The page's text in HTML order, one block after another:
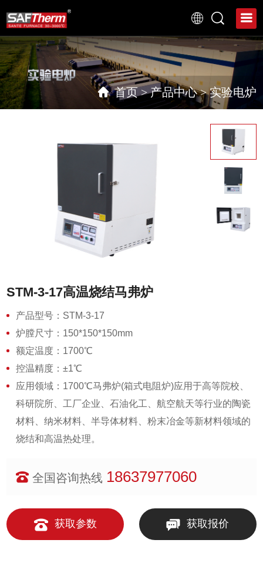
首页>产品中心>实验电炉
STM-3-17高温烧结马弗炉
产品型号：STM-3-17
炉膛尺寸：150*150*150mm
额定温度：1700℃
控温精度：±1℃
应用领域：1700℃马弗炉(箱式电阻炉)应用于高等院校、
科研院所、工厂企业、石油化工、航空航天等行业的陶瓷
材料、纳米材料、半导体材料、粉末冶金等新材料领域的
烧结和高温热处理。
全国咨询热线 18637977060
获取参数 获取报价